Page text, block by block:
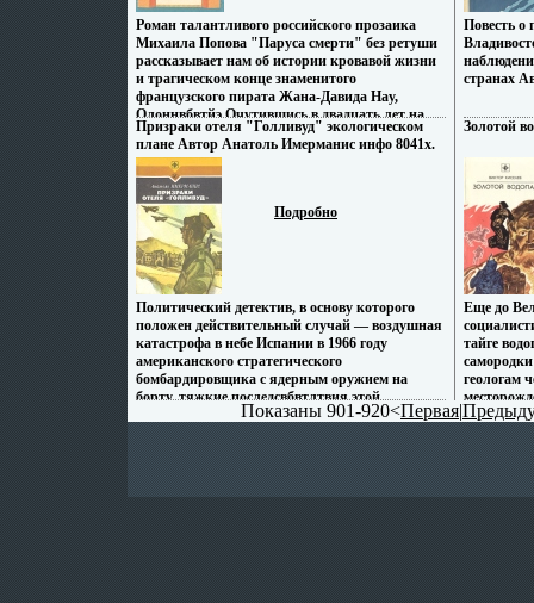
Роман талантливого российского прозаика
Михаила Попова "Паруса смерти" без ретуши
рассказывает нам об истории кровавой жизни
и трагическом конце знаменитого
французского пирата Жана-Давида Hay,
Олоннвбвтйэ Очутившись в двадцать лет на
Антильских островах, жестокий морской
разбойник своей безудержной храбростью,
доходящей до безумства, снискал себе славу и
уважение среди флибустьеров Карибского моря
Автор Михаил Попов.
Призраки отеля "Голливуд" экологическом
плане Автор Анатоль Имерманис инфо 8041x.
Подробно
Политический детектив, в основу которого
положен действительный случай — воздушная
катастрофа в небе Испании в 1966 году
американского стратегического
бомбардировщика с ядерным оружием на
борту, тяжкие последсвбвтлтвия этой
катастрофы в политическом и экологическом
Повесть о
странах
Золотой
Еще до
тайге
геологам
Киселев.
Показаны 901-920<Первая|